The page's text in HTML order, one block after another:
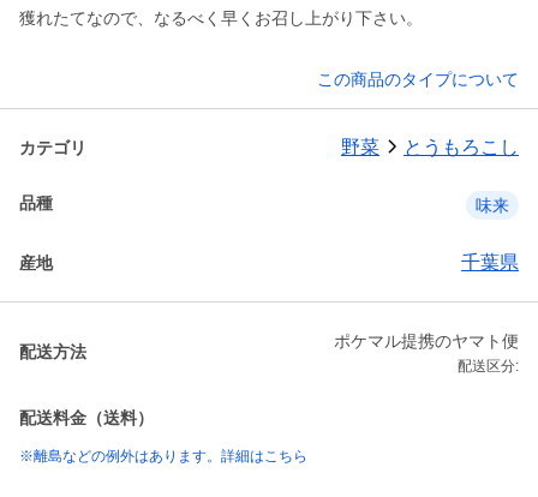
獲れたてなので、なるべく早くお召し上がり下さい。
この商品のタイプについて
カテゴリ 野菜 とうもろこし
品種 味来
産地 千葉県
配送方法
ポケマル提携のヤマト便
配送区分:
配送料金（送料）
※離島などの例外はあります。詳細はこちら